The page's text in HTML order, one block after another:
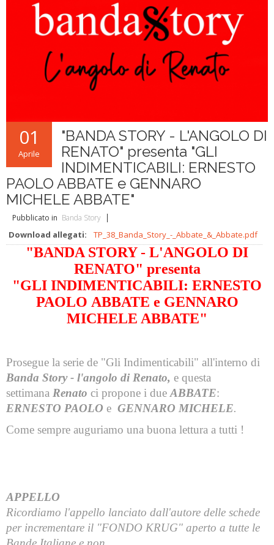
01
Aprile
"BANDA STORY - L'ANGOLO DI
RENATO" presenta "GLI
INDIMENTICABILI: ERNESTO
PAOLO ABBATE e GENNARO
MICHELE ABBATE"
Pubblicato in Banda Story
Download allegati: TP_38_Banda_Story_-_Abbate_&_Abbate.pdf
"BANDA STORY - L'ANGOLO DI
RENATO" presenta
"GLI INDIMENTICABILI: ERNESTO
PAOLO ABBATE e GENNARO
MICHELE ABBATE"
Prosegue la serie de "Gli Indimenticabili" all'interno di
Banda Story - l'angolo di Renato, e questa
settimana Renato ci propone i due ABBATE:
ERNESTO PAOLO e GENNARO MICHELE.
Come sempre auguriamo una buona lettura a tutti !
APPELLO
Ricordiamo l'appello lanciato dall'autore delle schede
per incrementare il "FONDO KRUG" aperto a tutte le
Legislativa
Didattica
Brani d'obbligo 2008
Linee guida letteratura bandistica
RISORSE PER I COMPOSITORI
Brani da concorso